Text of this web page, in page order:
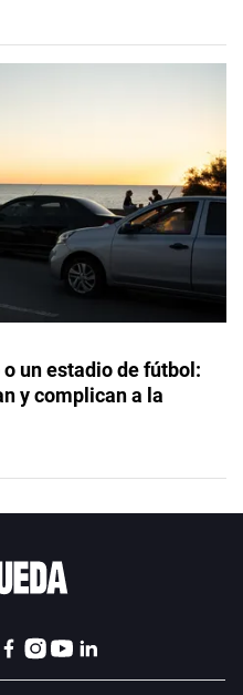
un estadio de fútbol:
y complican a la